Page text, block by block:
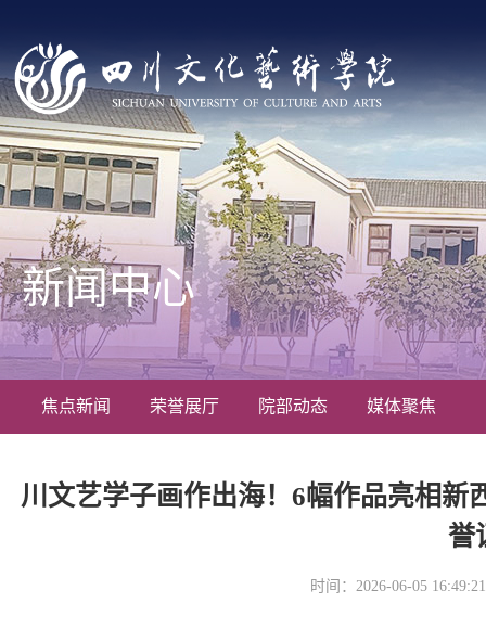
焦点新闻 荣誉展厅 院部动态 媒体聚焦
新闻中心
川文艺学子画作出海！6幅作品亮相新
誉
时间：2026-06-05